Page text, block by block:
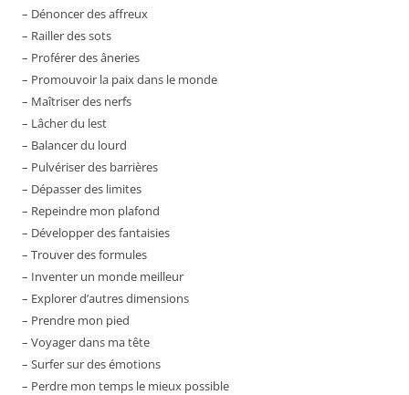
– Dénoncer des affreux
– Railler des sots
– Proférer des âneries
– Promouvoir la paix dans le monde
– Maîtriser des nerfs
– Lâcher du lest
– Balancer du lourd
– Pulvériser des barrières
– Dépasser des limites
– Repeindre mon plafond
– Développer des fantaisies
– Trouver des formules
– Inventer un monde meilleur
– Explorer d’autres dimensions
– Prendre mon pied
– Voyager dans ma tête
– Surfer sur des émotions
– Perdre mon temps le mieux possible